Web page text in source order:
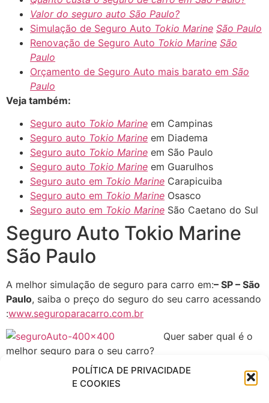
POLÍTICA DE PRIVACIDADE
E COOKIES
Valor do seguro auto São Paulo?
Simulação de Seguro Auto Tokio Marine São Paulo
Renovação de Seguro Auto Tokio Marine São
Paulo
Orçamento de Seguro Auto mais barato em São
Paulo
Veja também:
Seguro auto Tokio Marine em Campinas
Seguro auto Tokio Marine em Diadema
Seguro auto Tokio Marine em São Paulo
Seguro auto Tokio Marine em Guarulhos
Seguro auto em Tokio Marine Carapicuiba
Seguro auto em Tokio Marine Osasco
Seguro auto em Tokio Marine São Caetano do Sul
Seguro Auto Tokio Marine
São Paulo
A melhor simulação de seguro para carro em:– SP – São
Paulo, saiba o preço do seguro do seu carro acessando
:www.seguroparacarro.com.br
Quer saber qual é o
melhor seguro para o seu carro?
Experimente o seguro Auto Tokio Marine e sinta a
diferença no atendimento.